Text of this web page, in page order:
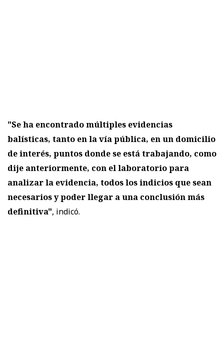
"Se ha encontrado múltiples evidencias
balísticas, tanto en la vía pública, en un domicilio
de interés, puntos donde se está trabajando, como
dije anteriormente, con el laboratorio para
analizar la evidencia, todos los indicios que sean
necesarios y poder llegar a una conclusión más
definitiva", indicó.